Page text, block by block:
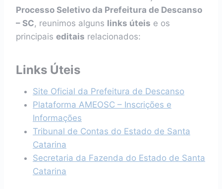
Processo Seletivo da Prefeitura de Descanso
– SC, reunimos alguns links úteis e os
principais editais relacionados:
Links Úteis
Site Oficial da Prefeitura de Descanso
Plataforma AMEOSC – Inscrições e
Informações
Tribunal de Contas do Estado de Santa
Catarina
Secretaria da Fazenda do Estado de Santa
Catarina